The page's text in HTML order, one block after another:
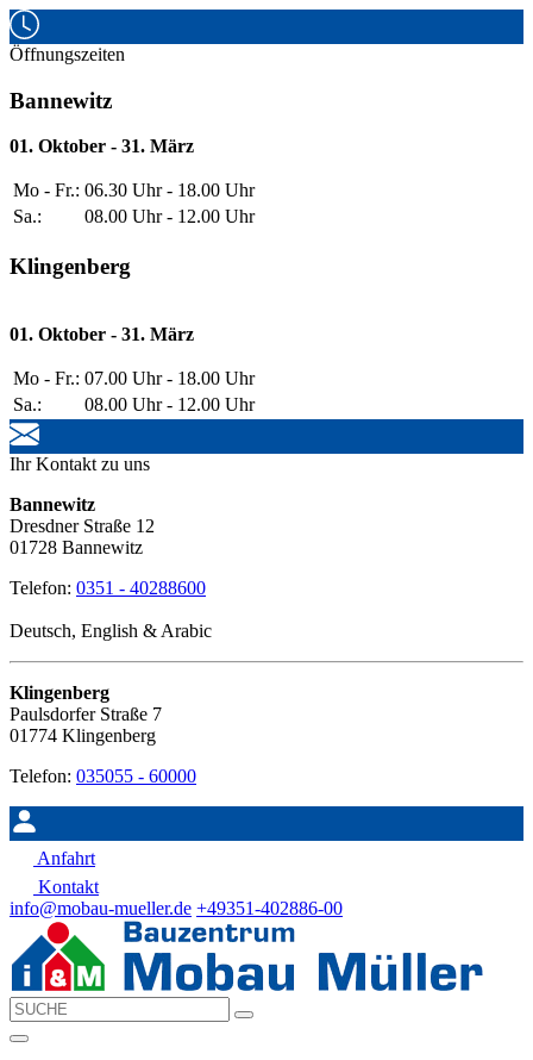
Öffnungszeiten
Bannewitz
01. Oktober - 31. März
Mo - Fr.: 06.30 Uhr - 18.00 Uhr
Sa.:
08.00 Uhr - 12.00 Uhr
Klingenberg
01. Oktober - 31. März
Mo - Fr.: 07.00 Uhr - 18.00 Uhr
Sa.:
08.00 Uhr - 12.00 Uhr
Ihr Kontakt zu uns
Bannewitz
Dresdner Straße 12
01728 Bannewitz
Telefon: 0351 - 40288600
Deutsch, English & Arabic
Klingenberg
Paulsdorfer Straße 7
01774 Klingenberg
Telefon: 035055 - 60000
Anfahrt
Kontakt
info@mobau-mueller.de +49351-402886-00